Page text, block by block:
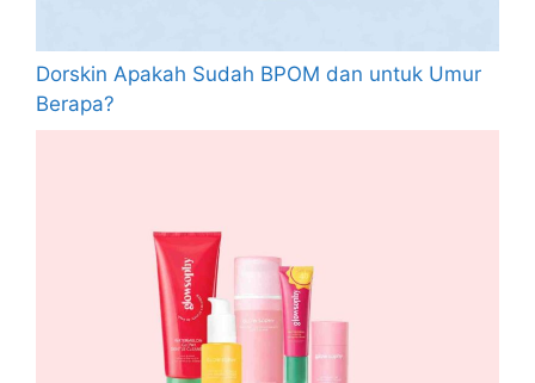
Dorskin Apakah Sudah BPOM dan untuk Umur
Berapa?